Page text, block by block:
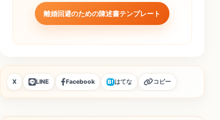
離婚回避のための陳述書テンプレート
X LINE Facebook B!はてな コピー